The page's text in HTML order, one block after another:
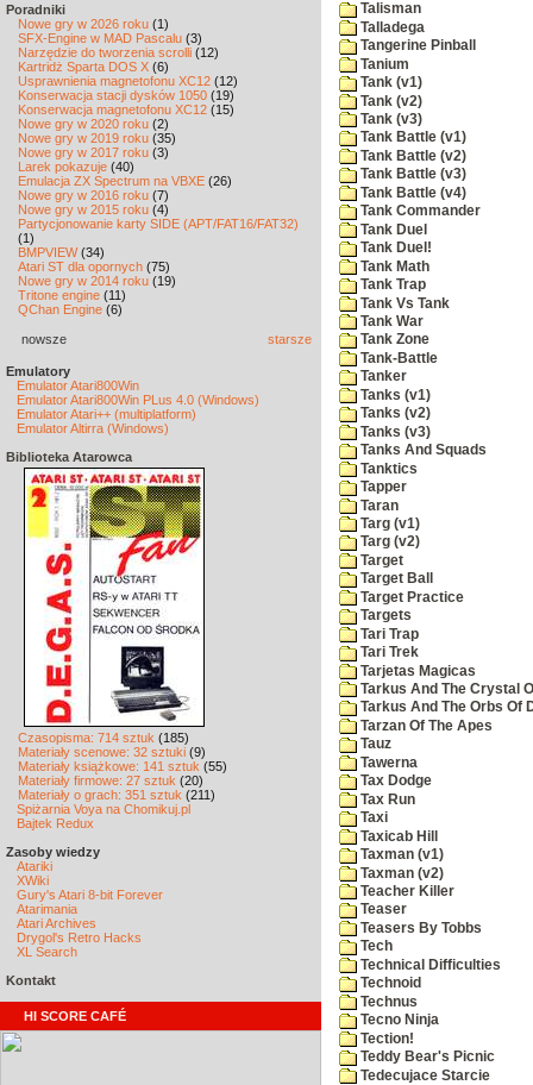
Poradniki
Nowe gry w 2026 roku (1)
SFX-Engine w MAD Pascalu (3)
Narzędzie do tworzenia scrolli (12)
Kartridż Sparta DOS X (6)
Usprawnienia magnetofonu XC12 (12)
Konserwacja stacji dysków 1050 (19)
Konserwacja magnetofonu XC12 (15)
Nowe gry w 2020 roku (2)
Nowe gry w 2019 roku (35)
Nowe gry w 2017 roku (3)
Larek pokazuje (40)
Emulacja ZX Spectrum na VBXE (26)
Nowe gry w 2016 roku (7)
Nowe gry w 2015 roku (4)
Partycjonowanie karty SIDE (APT/FAT16/FAT32)
(1)
BMPVIEW(34)
Atari ST dla opornych (75)
Nowe gry w 2014 roku (19)
Tritone engine (11)
QChan Engine (6)
nowsze starsze
Emulatory
Emulator Atari800Win
Emulator Atari800Win PLus 4.0 (Windows)
Emulator Atari++ (multiplatform)
Emulator Altirra (Windows)
Biblioteka Atarowca
Czasopisma: 714 sztuk (185)
Materiały scenowe: 32 sztuki (9)
Materiały książkowe: 141 sztuk (55)
Materiały firmowe: 27 sztuk (20)
Materiały o grach: 351 sztuk (211)
Spiżarnia Voya na Chomikuj.pl
Bajtek Redux
Zasoby wiedzy
Atariki
XWiki
Gury's Atari 8-bit Forever
Atarimania
Atari Archives
Drygol's Retro Hacks
XL Search
Kontakt
HI SCORE CAFÉ
Talisman
Talladega
Tangerine Pinball
Tanium
Tank (v1)
Tank (v2)
Tank (v3)
Tank Battle (v1)
Tank Battle (v2)
Tank Battle (v3)
Tank Battle (v4)
Tank Commander
Tank Duel
Tank Duel!
Tank Math
Tank Trap
Tank Vs Tank
Tank War
Tank Zone
Tank-Battle
Tanker
Tanks (v1)
Tanks (v2)
Tanks (v3)
Tanks And Squads
Tanktics
Tapper
Taran
Targ (v1)
Targ (v2)
Target
Target Ball
Target Practice
Targets
Tari Trap
Tari Trek
Tarjetas Magicas
Tarkus And The Crystal
Tarkus And The Orbs Of
Tarzan Of The Apes
Tauz
Tawerna
Tax Dodge
Tax Run
Taxi
Taxicab Hill
Taxman (v1)
Taxman (v2)
Teacher Killer
Teaser
Teasers By Tobbs
Tech
Technical Difficulties
Technoid
Technus
Tecno Ninja
Tection!
Teddy Bear's Picnic
Tedecujace Starcie